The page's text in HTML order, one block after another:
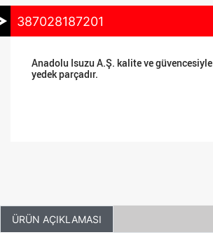
387028187201
Anadolu Isuzu A.Ş. kalite ve
yedek parçadır.
ÜRÜN AÇIKLAMASI